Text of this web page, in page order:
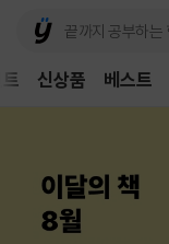
신상품 베스트